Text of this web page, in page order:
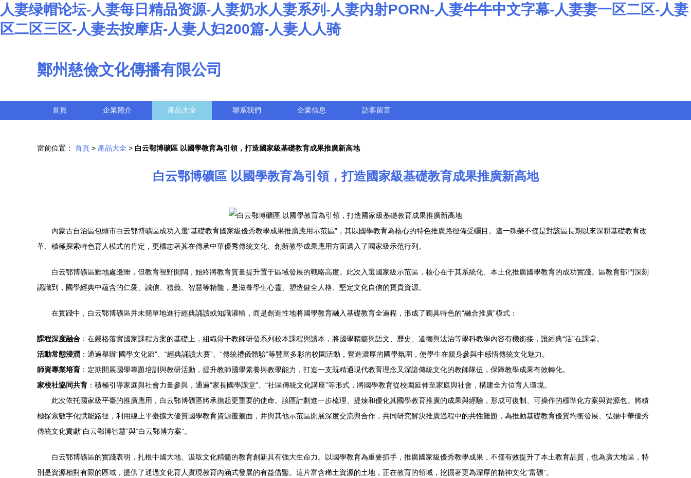
人妻绿帽论坛-人妻每日精品资源-人妻奶水人妻系列-人妻内射PORN-人妻牛牛中文字幕-人妻妻一区二区-人妻
区二区三区-人妻去按摩店-人妻人妇200篇-人妻人人骑
鄭州慈儉文化傳播有限公司
首頁 企業簡介 產品大全 聯系我們 企業信息 訪客留言
當前位置： 首頁 > 產品大全 > 白云鄂博礦區 以國學教育為引領，打造國家級基礎教育成果推廣新高地
白云鄂博礦區 以國學教育為引領，打造國家級基礎教育成果推廣新高地
內蒙古自治區包頭市白云鄂博礦區成功入選“基礎教育國家級優秀教學成果推廣應用示范區”，其以國學教育為核心的特色推廣路徑備受矚目。這一殊榮不僅是對該區長期以來深耕基礎教育改
革、積極探索特色育人模式的肯定，更標志著其在傳承中華優秀傳統文化、創新教學成果應用方面邁入了國家級示范行列。
白云鄂博礦區雖地處邊陲，但教育視野開闊，始終將教育質量提升置于區域發展的戰略高度。此次入選國家級示范區，核心在于其系統化、本土化推廣國學教育的成功實踐。區教育部門深刻
認識到，國學經典中蘊含的仁愛、誠信、禮義、智慧等精髓，是滋養學生心靈、塑造健全人格、堅定文化自信的寶貴資源。
在實踐中，白云鄂博礦區并未簡單地進行經典誦讀或知識灌輸，而是創造性地將國學教育融入基礎教育全過程，形成了獨具特色的“融合推廣”模式：
課程深度融合 ：在嚴格落實國家課程方案的基礎上，組織骨干教師研發系列校本課程與讀本，將國學精髓與語文、歷史、道德與法治等學科教學內容有機銜接，讓經典“活”在課堂。
活動常態浸潤 ：通過舉辦“國學文化節”、“經典誦讀大賽”、“傳統禮儀體驗”等豐富多彩的校園活動，營造濃厚的國學氛圍，使學生在親身參與中感悟傳統文化魅力。
師資專業培育 ：定期開展國學專題培訓與教研活動，提升教師國學素養與教學能力，打造一支既精通現代教育理念又深諳傳統文化的教師隊伍，保障教學成果有效轉化。
家校社協同共育 ：積極引導家庭與社會力量參與，通過“家長國學課堂”、“社區傳統文化講座”等形式，將國學教育從校園延伸至家庭與社會，構建全方位育人環境。
此次依托國家級平臺的推廣應用，白云鄂博礦區將承擔起更重要的使命。該區計劃進一步梳理、提煉和優化其國學教育推廣的成果與經驗，形成可復制、可操作的標準化方案與資源包。將積
極探索數字化賦能路徑，利用線上平臺擴大優質國學教育資源覆蓋面，并與其他示范區開展深度交流與合作，共同研究解決推廣過程中的共性難題，為推動基礎教育優質均衡發展、弘揚中華優秀
傳統文化貢獻“白云鄂博智慧”與“白云鄂博方案”。
白云鄂博礦區的實踐表明，扎根中國大地、汲取文化精髓的教育創新具有強大生命力。以國學教育為重要抓手，推廣國家級優秀教學成果，不僅有效提升了本土教育品質，也為廣大地區，特
別是資源相對有限的區域，提供了通過文化育人實現教育內涵式發展的有益借鑒。這片富含稀土資源的土地，正在教育的領域，挖掘著更為深厚的精神文化“富礦”。